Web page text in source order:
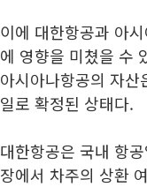
이에 대한항공과 아
에 영향을 미쳤을 수
아시아나항공의 자
일로 확정된 상태다.
대한항공은 국내 항
장에서 차주의 상환